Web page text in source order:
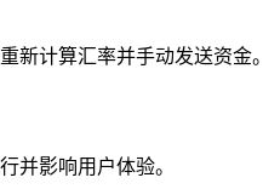
新计算汇率并手动发送资金。
并影响用户体验。